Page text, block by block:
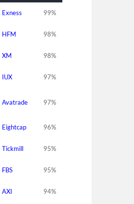
Exness 99%
HFM 98%
XM 98%
IUX 97%
Avatrade 97%
Eightcap 96%
Tickmill 95%
FBS 95%
AXI 94%